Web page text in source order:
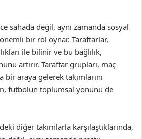
sahada değil, aynı zamanda sosyal
bir rol oynar. Taraftarlar,
ile bilinir ve bu bağlılık,
artırır. Taraftar grupları, maç
araya gelerek takımlarını
futbolun toplumsal yönünü de
diğer takımlarla karşılaştıklarında,